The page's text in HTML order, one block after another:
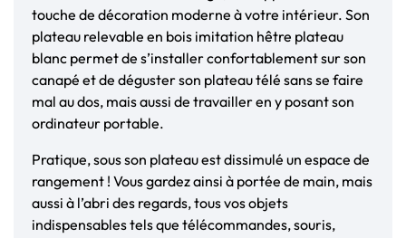
touche de décoration moderne à votre intérieur. Son
plateau relevable en bois imitation hêtre plateau
blanc permet de s’installer confortablement sur son
canapé et de déguster son plateau télé sans se faire
mal au dos, mais aussi de travailler en y posant son
ordinateur portable.
Pratique, sous son plateau est dissimulé un espace de
rangement ! Vous gardez ainsi à portée de main, mais
aussi à l’abri des regards, tous vos objets
indispensables tels que télécommandes, souris,